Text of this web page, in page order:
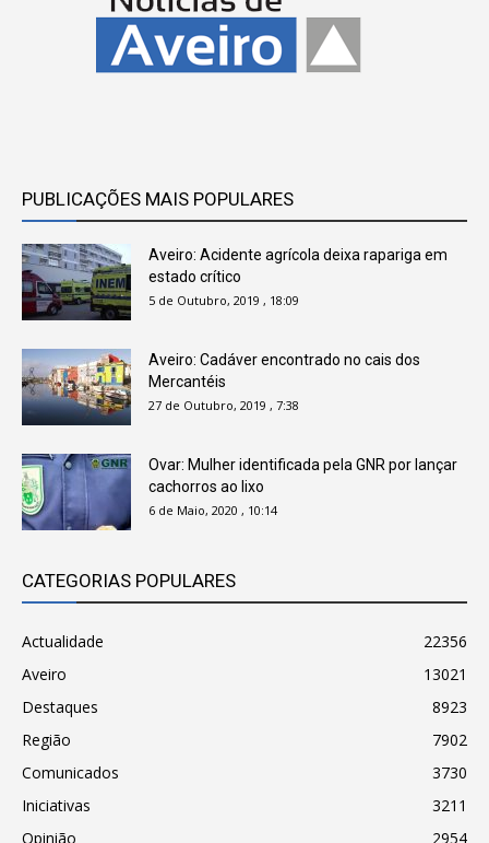
PUBLICAÇÕES MAIS POPULARES
Aveiro: Acidente agrícola deixa rapariga em
estado crítico
5 de Outubro, 2019 , 18:09
Aveiro: Cadáver encontrado no cais dos
Mercantéis
27 de Outubro, 2019 , 7:38
Ovar: Mulher identificada pela GNR por lançar
cachorros ao lixo
6 de Maio, 2020 , 10:14
CATEGORIAS POPULARES
Actualidade
22356
Aveiro
13021
Destaques
8923
Região
7902
Comunicados
3730
Iniciativas
3211
Opinião
2954